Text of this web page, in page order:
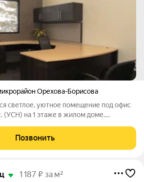
Орехова-Борисова
светлое, уютное помещение под офис
(УСН) на 1 этаже в жилом доме.
делового
юридический
Позвонить
1 187 ₽ за м²